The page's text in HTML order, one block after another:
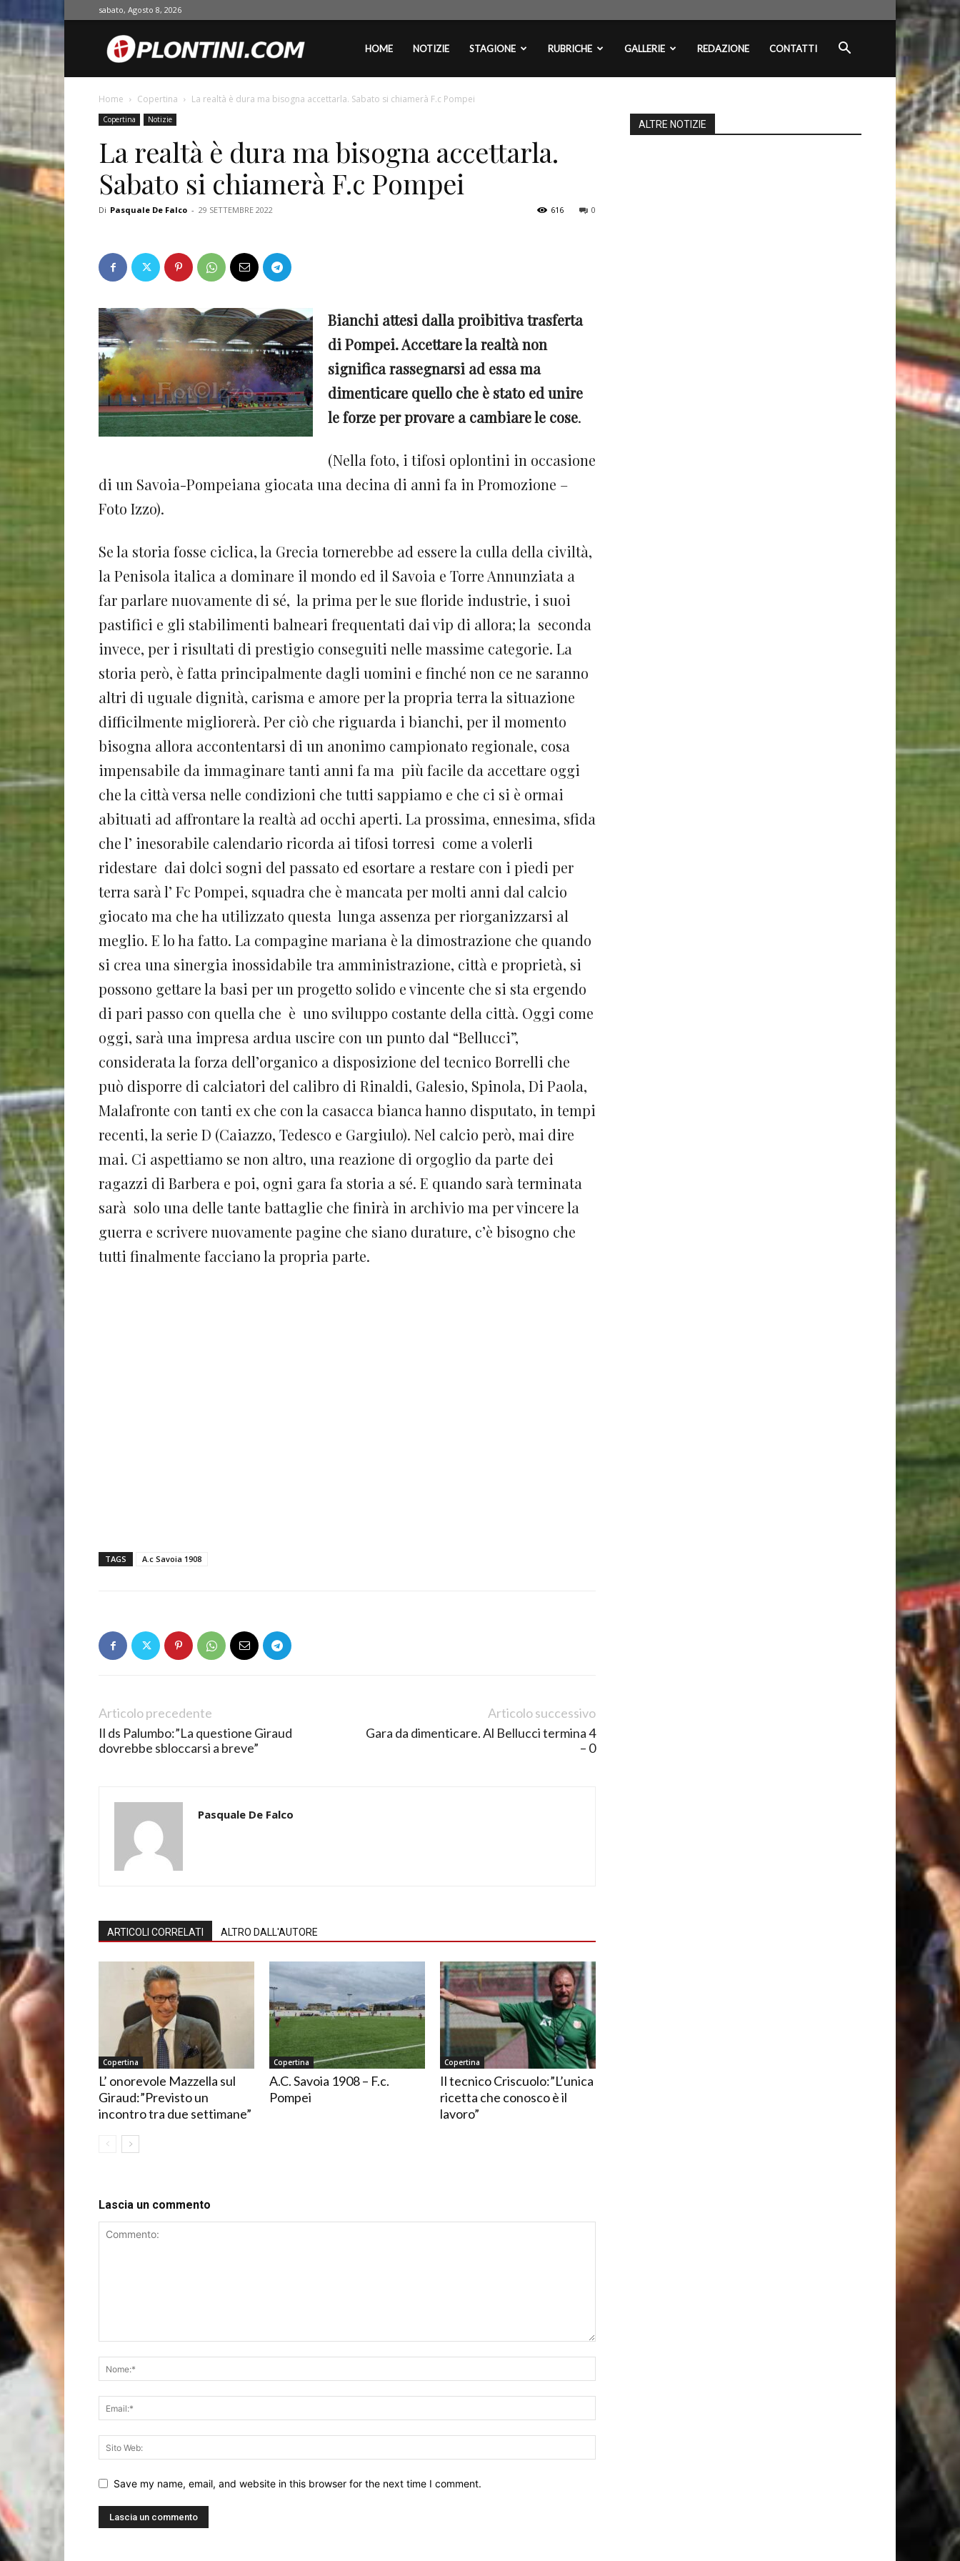
sabato, Agosto 8, 2026
Oplontini.comHOME NOTIZIE STAGIONE RUBRICHE GALLERIE REDAZIONE CONTATTI
Home Copertina La realtà è dura ma bisogna accettarla. Sabato si chiamerà F.c Pompei
Copertina Notizie
La realtà è dura ma bisogna accettarla.
Sabato si chiamerà F.c Pompei
Di Pasquale De Falco - 29 SETTEMBRE 2022 0
616
Bianchi attesi dalla proibitiva trasferta
di Pompei. Accettare la realtà non
significa rassegnarsi ad essa ma
dimenticare quello che è stato ed unire
le forze per provare a cambiare le cose.
(Nella foto, i tifosi oplontini in occasione
di un Savoia-Pompeiana giocata una decina di anni fa in Promozione –
Foto Izzo).
Se la storia fosse ciclica, la Grecia tornerebbe ad essere la culla della civiltà,
la Penisola italica a dominare il mondo ed il Savoia e Torre Annunziata a
far parlare nuovamente di sé, la prima per le sue floride industrie, i suoi
pastifici e gli stabilimenti balneari frequentati dai vip di allora; la seconda
invece, per i risultati di prestigio conseguiti nelle massime categorie. La
storia però, è fatta principalmente dagli uomini e finché non ce ne saranno
altri di uguale dignità, carisma e amore per la propria terra la situazione
difficilmente migliorerà. Per ciò che riguarda i bianchi, per il momento
bisogna allora accontentarsi di un anonimo campionato regionale, cosa
impensabile da immaginare tanti anni fa ma più facile da accettare oggi
che la città versa nelle condizioni che tutti sappiamo e che ci si è ormai
abituati ad affrontare la realtà ad occhi aperti. La prossima, ennesima, sfida
che l’ inesorabile calendario ricorda ai tifosi torresi come a volerli
ridestare dai dolci sogni del passato ed esortare a restare con i piedi per
terra sarà l’ Fc Pompei, squadra che è mancata per molti anni dal calcio
giocato ma che ha utilizzato questa lunga assenza per riorganizzarsi al
meglio. E lo ha fatto. La compagine mariana è la dimostrazione che quando
si crea una sinergia inossidabile tra amministrazione, città e proprietà, si
possono gettare la basi per un progetto solido e vincente che si sta ergendo
di pari passo con quella che è uno sviluppo costante della città. Oggi come
oggi, sarà una impresa ardua uscire con un punto dal “Bellucci”,
considerata la forza dell’organico a disposizione del tecnico Borrelli che
può disporre di calciatori del calibro di Rinaldi, Galesio, Spinola, Di Paola,
Malafronte con tanti ex che con la casacca bianca hanno disputato, in tempi
recenti, la serie D (Caiazzo, Tedesco e Gargiulo). Nel calcio però, mai dire
mai. Ci aspettiamo se non altro, una reazione di orgoglio da parte dei
ragazzi di Barbera e poi, ogni gara fa storia a sé. E quando sarà terminata
sarà solo una delle tante battaglie che finirà in archivio ma per vincere la
guerra e scrivere nuovamente pagine che siano durature, c’è bisogno che
tutti finalmente facciano la propria parte.
TAGS A.c Savoia 1908
Articolo precedente
Il ds Palumbo:”La questione Giraud
dovrebbe sbloccarsi a breve”
Articolo successivo
Gara da dimenticare. Al Bellucci termina 4
– 0
Pasquale De Falco
ARTICOLI CORRELATI ALTRO DALL'AUTORE
Copertina
L’ onorevole Mazzella sul
Giraud:”Previsto un
incontro tra due settimane”
Copertina
A.C. Savoia 1908 – F.c.
Pompei
Copertina
Il tecnico Criscuolo:”L’unica
ricetta che conosco è il
lavoro”
Lascia un commento
Save my name, email, and website in this browser for the next time I comment.
ALTRE NOTIZIE